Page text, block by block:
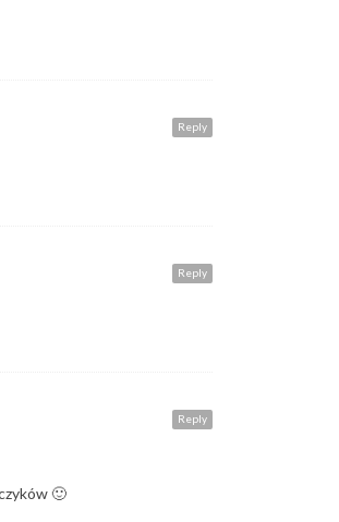
Reply
Reply
Reply
🙂